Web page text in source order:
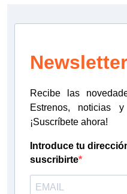
Recibe las
Estrenos, noticias
¡Suscríbete ahora!
Introduce tu
suscribirte